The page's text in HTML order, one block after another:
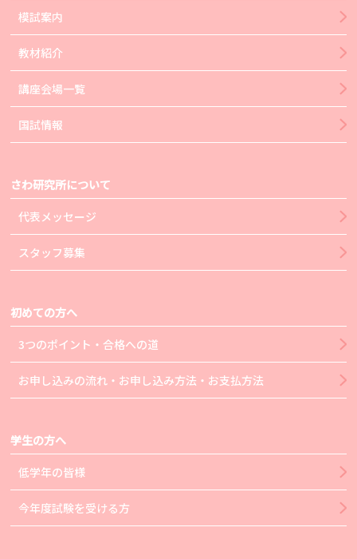
模試案内
教材紹介
講座会場一覧
国試情報
さわ研究所について
代表メッセージ
スタッフ募集
初めての方へ
3つのポイント・合格への道
お申し込みの流れ・お申し込み方法・お支払方法
学生の方へ
低学年の皆様
今年度試験を受ける方